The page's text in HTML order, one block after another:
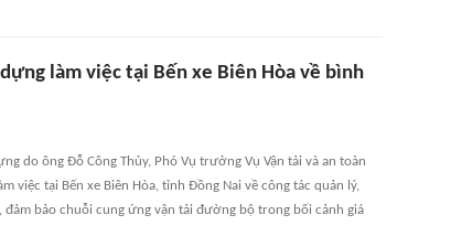
làm việc tại Bến xe Biên Hòa về bình
do ông Đỗ Công Thủy, Phó Vụ trưởng Vụ Vận tải và an toàn
việc tại Bến xe Biên Hòa, tỉnh Đồng Nai về công tác quản lý,
bảo chuỗi cung ứng vận tải đường bộ trong bối cảnh giá